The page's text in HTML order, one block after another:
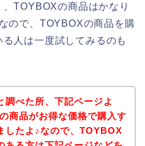
TOYBOXの商品はかなり
ので、TOYBOXの商品を購
人は一度試してみるのも
調べた所、下記ページよ
商品がお得な価格で購入す
したよ♪なので、TOYBOX